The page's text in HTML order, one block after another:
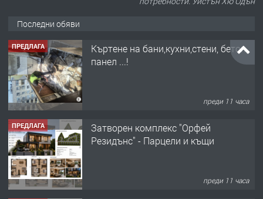
Последни обяви
ПРЕДЛАГА
Къртене на бани,кухни,стени, бетон,
панел ...!
преди 11 часа
ПРЕДЛАГА
Затворен комплекс "Орфей
Резидънс" - Парцели и къщи
преди 11 часа